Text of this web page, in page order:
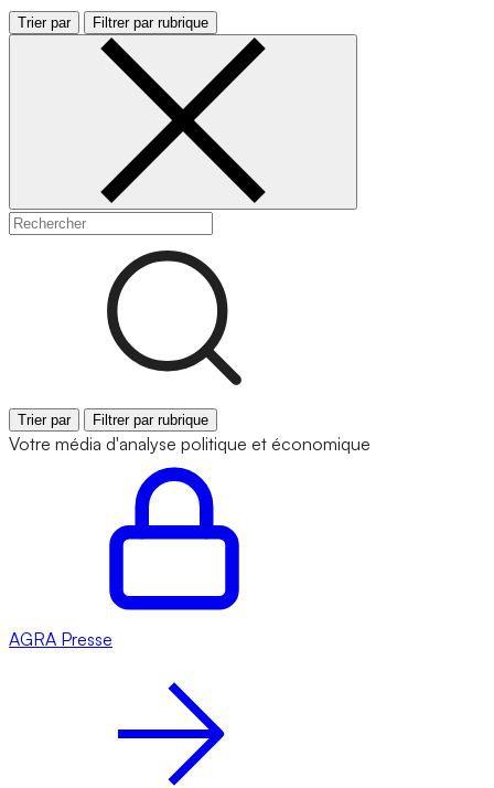
Trier par Filtrer par rubrique
Trier par Filtrer par rubrique
Votre média d'analyse politique et économique
AGRA Presse